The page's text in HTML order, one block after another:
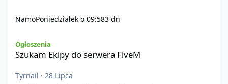
NamoPoniedziałek o 09:583 dn
Ogłoszenia
Szukam Ekipy do serwera FiveM
Tyrnail · 28 Lipca